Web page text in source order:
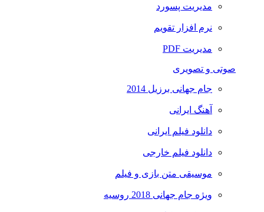
مدیریت پسورد
نرم افزار تقویم
مدیریت PDF
صوتی و تصویری
جام جهانی برزیل 2014
آهنگ ایرانی
دانلود فیلم ایرانی
دانلود فیلم خارجی
موسیقی متن بازی و فیلم
ویژه جام جهانی 2018 روسیه